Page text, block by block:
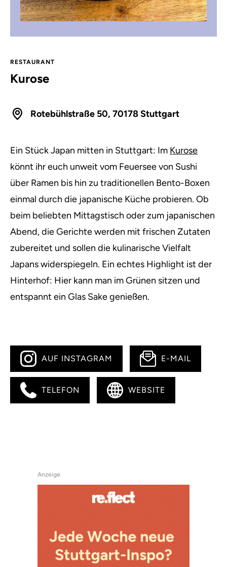
RESTAURANT
Kurose
Rotebühlstraße 50, 70178 Stuttgart
Ein Stück Japan mitten in Stuttgart: Im Kurose
könnt ihr euch unweit vom Feuersee von Sushi
über Ramen bis hin zu traditionellen Bento-Boxen
einmal durch die japanische Küche probieren. Ob
beim beliebten Mittagstisch oder zum japanischen
Abend, die Gerichte werden mit frischen Zutaten
zubereitet und sollen die kulinarische Vielfalt
Japans widerspiegeln. Ein echtes Highlight ist der
Hinterhof: Hier kann man im Grünen sitzen und
entspannt ein Glas Sake genießen.
AUF INSTAGRAM E-MAIL
TELEFON WEBSITE
Anzeige